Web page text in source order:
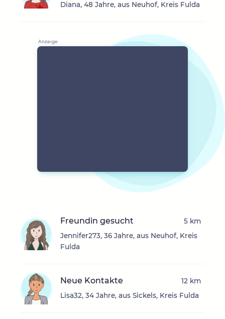
Diana, 48 Jahre, aus Neuhof, Kreis Fulda
Freundin gesucht
Jennifer273, 36 Jahre, aus Neuhof, Kreis
Fulda
5 km
Neue Kontakte
Lisa32, 34 Jahre, aus Sickels, Kreis Fulda
12 km